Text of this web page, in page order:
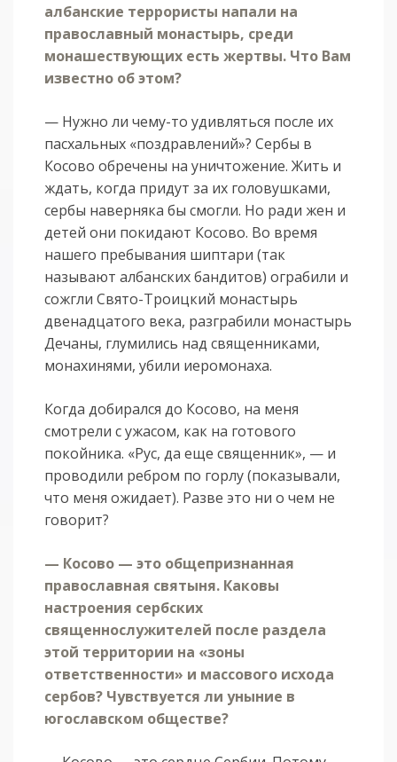
албанские террористы напали на
православный монастырь, среди
монашествующих есть жертвы. Что Вам
известно об этом?
— Нужно ли чему-то удивляться после их
пасхальных «поздравлений»? Сербы в
Косово обречены на уничтожение. Жить и
ждать, когда придут за их головушками,
сербы наверняка бы смогли. Но ради жен и
детей они покидают Косово. Во время
нашего пребывания шиптари (так
называют албанских бандитов) ограбили и
сожгли Свято-Троицкий монастырь
двенадцатого века, разграбили монастырь
Дечаны, глумились над священниками,
монахинями, убили иеромонаха.
Когда добирался до Косово, на меня
смотрели с ужасом, как на готового
покойника. «Рус, да еще священник», — и
проводили ребром по горлу (показывали,
что меня ожидает). Разве это ни о чем не
говорит?
— Косово — это общепризнанная
православная святыня. Каковы
настроения сербских
священнослужителей после раздела
этой территории на «зоны
ответственности» и массового исхода
сербов? Чувствуется ли уныние в
югославском обществе?